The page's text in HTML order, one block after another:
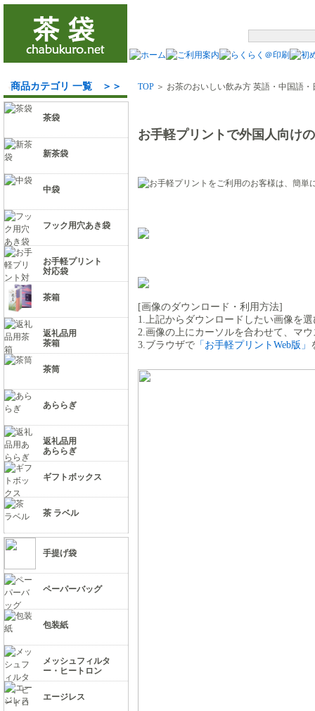
商品カテゴリ 一覧 ＞＞
茶袋
新茶袋
中袋
フック用穴あき袋
お手軽プリント
対応袋
茶箱
返礼品用
茶箱
茶筒
あららぎ
返礼品用
あららぎ
ギフトボックス
茶 ラベル
手提げ袋
ペーパーバッグ
包装紙
メッシュフィルタ
ー・ヒートロン
エージレス
TOP ＞ お茶のおいしい飲み方 英語・中国語・
お手軽プリントで外国人向け
[画像のダウンロード・利用方法]
1.上記からダウンロードしたい画像を
2.画像の上にカーソルを合わせて、マ
3.ブラウザで 「お手軽プリントWeb版」